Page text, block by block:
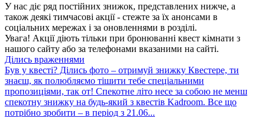
У нас діє ряд постійних знижок, представлених нижче, а
також деякі тимчасові акції - стежте за їх анонсами в
соціальних мережах і за оновленнями в розділі.
Увага! Акції діють тільки при бронюванні квест кімнати з
нашого сайту або за телефонами вказаними на сайті.
Ділись враженнями
Був у квесті? Ділись фото – отримуй знижку Квестере, ти
знаєш, як полюбляємо тішити тебе спеціальними
пропозиціями, так от! Спекотне літо несе за собою не менш
спекотну знижку на будь-який з квестів Kadroom. Все що
потрібно зробити – в період з 21.06...